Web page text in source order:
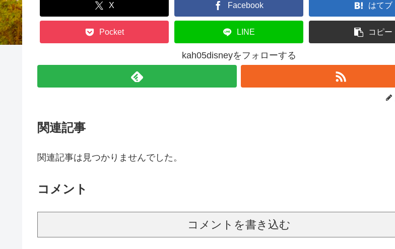
X Facebook はてブ
Pocket LINE コピー
kah05disneyをフォローする
関連記事
関連記事は見つかりませんでした。
コメント
コメントを書き込む